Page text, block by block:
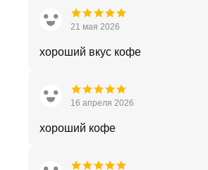
21 мая 2026
хороший вкус кофе
16 апреля 2026
хороший кофе